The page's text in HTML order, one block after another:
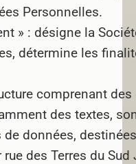
Personnelles.
» : désigne la
détermine les
comprenant
des textes,
données,
des Terres du Sud